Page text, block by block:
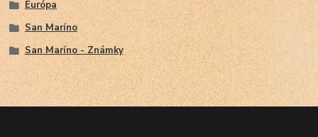
Európa
San Maríno
San Maríno - Známky